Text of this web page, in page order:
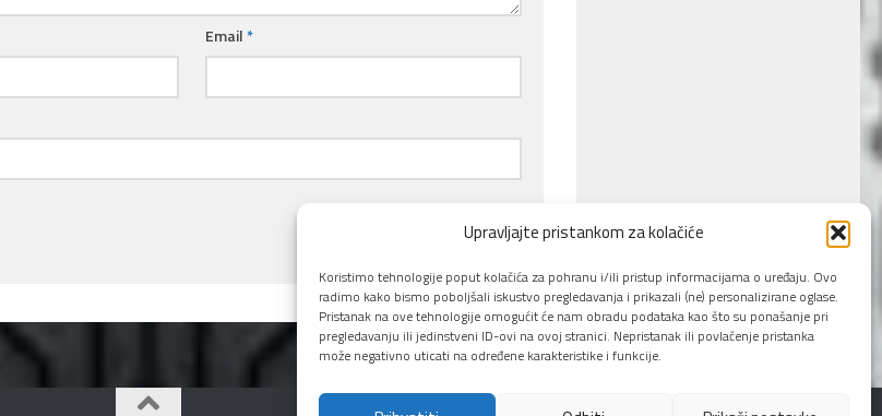
Upravljajte pristankom za kolačiće
Koristimo tehnologije poput kolačića za pohranu i/ili pristup informacijama o uređaju. Ovo
radimo kako bismo poboljšali iskustvo pregledavanja i prikazali (ne) personalizirane oglase.
Pristanak na ove tehnologije omogućit će nam obradu podataka kao što su ponašanje pri
pregledavanju ili jedinstveni ID-ovi na ovoj stranici. Nepristanak ili povlačenje pristanka
može negativno uticati na određene karakteristike i funkcije.
Email *